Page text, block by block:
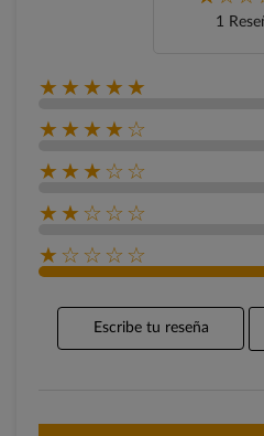
1
★★★★★
★★★★☆
★★★☆☆
★★☆☆☆
★☆☆☆☆
Escribe tu reseña